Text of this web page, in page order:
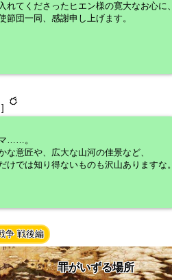
れてくださったヒエン様の寛大なお心に、
節団一同、感謝申し上げます。
……。
な意匠や、広大な山河の佳景など、
けでは知り得ないものも沢山ありますな。
争 戦後編
罪がいずる場所